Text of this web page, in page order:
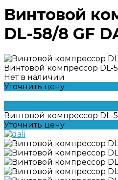
Винтовой
DL-58/8 GF
Винтовой компрессор DL-
Нет в наличии
Уточнить цену
Винтовой компрессор DL-
Уточнить цену